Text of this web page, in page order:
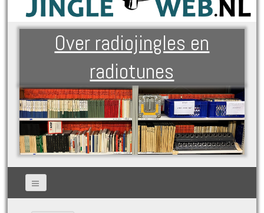
Over radiojingles en
radiotunes